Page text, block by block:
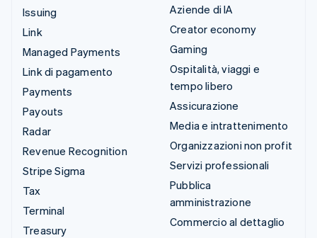
Issuing
Link
Managed Payments
Link di pagamento
Payments
Payouts
Radar
Revenue Recognition
Stripe Sigma
Tax
Terminal
Treasury
Aziende di IA
Creator economy
Gaming
Ospitalità, viaggi e
tempo libero
Assicurazione
Media e intrattenimento
Organizzazioni non profit
Servizi professionali
Pubblica
amministrazione
Commercio al dettaglio